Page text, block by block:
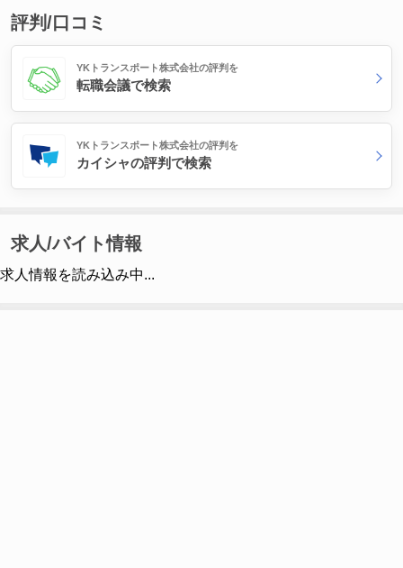
評判/口コミ
YKトランスポート株式会社の評判を
転職会議で検索
YKトランスポート株式会社の評判を
カイシャの評判で検索
求人/バイト情報
求人情報を読み込み中...